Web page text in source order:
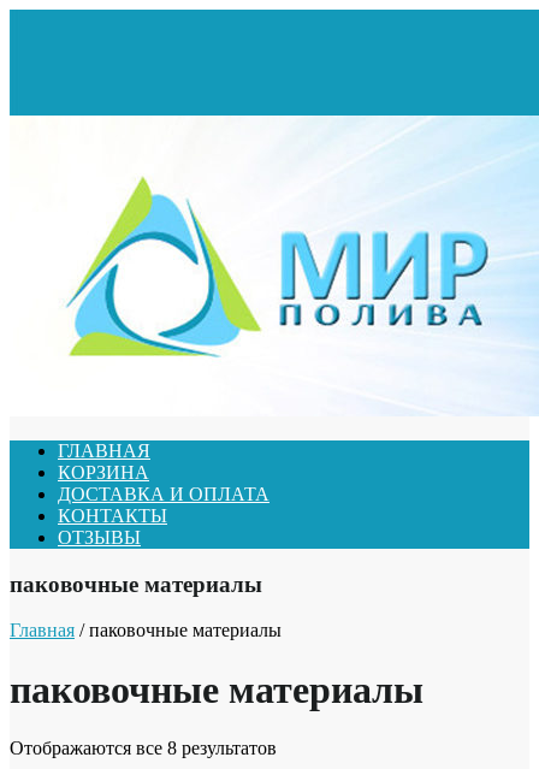
ГЛАВНАЯ
КОРЗИНА
ДОСТАВКА И ОПЛАТА
КОНТАКТЫ
ОТЗЫВЫ
паковочные материалы
Главная / паковочные материалы
паковочные материалы
Отображаются все 8 результатов